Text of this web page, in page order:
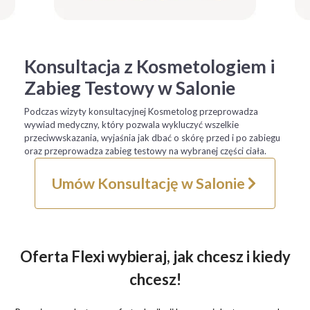
Konsultacja z Kosmetologiem i
Zabieg Testowy w Salonie
Podczas wizyty konsultacyjnej Kosmetolog przeprowadza
wywiad medyczny, który pozwala wykluczyć wszelkie
przeciwwskazania, wyjaśnia jak dbać o skórę przed i po zabiegu
oraz przeprowadza zabieg testowy na wybranej części ciała.
Umów Konsultację w Salonie
Oferta Flexi wybieraj, jak chcesz i kiedy
chcesz!